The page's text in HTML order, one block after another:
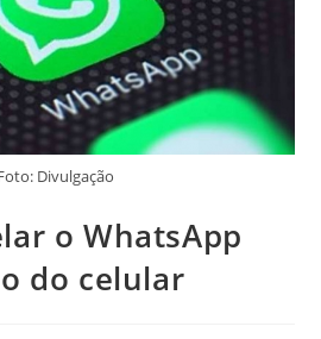
Divulgação
o WhatsApp
do celular